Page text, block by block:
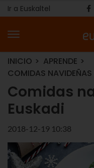
Ir a Euskaltel
INICIO
APRENDE
COMIDAS NAVIDEÑAS
Comidas
Euskadi
2018-12-19 10:38